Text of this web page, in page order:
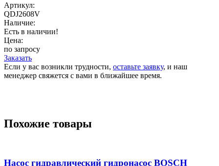
Артикул:
QDJ2608V
Наличие:
Есть в наличии!
Цена:
по запросу
Заказать
Если у вас возникли трудности, оставьте заявку, и наш
менеджер свяжется с вами в ближайшее время.
Похожие товары
Насос гидравлический гидронасос BOSCH